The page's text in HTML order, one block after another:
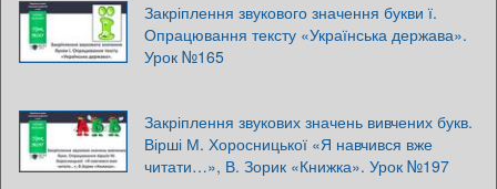
Закріплення звукового значення букви ї.
Опрацювання тексту «Українська держава».
Урок №165
Закріплення звукових значень вивчених букв.
Вірші М. Хоросницької «Я навчився вже
читати…», В. Зорик «Книжка». Урок №197